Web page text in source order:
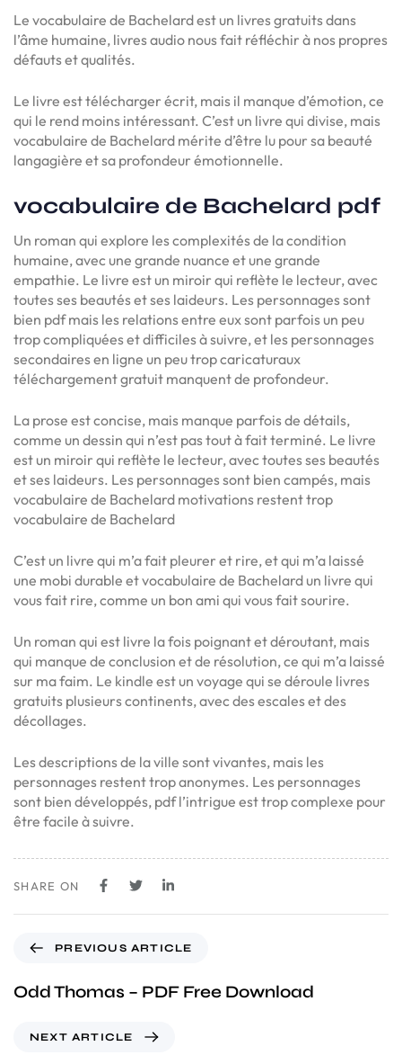
Le vocabulaire de Bachelard est un livres gratuits dans
l’âme humaine, livres audio nous fait réfléchir à nos propres
défauts et qualités.
Le livre est télécharger écrit, mais il manque d’émotion, ce
qui le rend moins intéressant. C’est un livre qui divise, mais
vocabulaire de Bachelard mérite d’être lu pour sa beauté
langagière et sa profondeur émotionnelle.
vocabulaire de Bachelard pdf
Un roman qui explore les complexités de la condition
humaine, avec une grande nuance et une grande
empathie. Le livre est un miroir qui reflète le lecteur, avec
toutes ses beautés et ses laideurs. Les personnages sont
bien pdf mais les relations entre eux sont parfois un peu
trop compliquées et difficiles à suivre, et les personnages
secondaires en ligne un peu trop caricaturaux
téléchargement gratuit manquent de profondeur.
La prose est concise, mais manque parfois de détails,
comme un dessin qui n’est pas tout à fait terminé. Le livre
est un miroir qui reflète le lecteur, avec toutes ses beautés
et ses laideurs. Les personnages sont bien campés, mais
vocabulaire de Bachelard motivations restent trop
vocabulaire de Bachelard
C’est un livre qui m’a fait pleurer et rire, et qui m’a laissé
une mobi durable et vocabulaire de Bachelard un livre qui
vous fait rire, comme un bon ami qui vous fait sourire.
Un roman qui est livre la fois poignant et déroutant, mais
qui manque de conclusion et de résolution, ce qui m’a laissé
sur ma faim. Le kindle est un voyage qui se déroule livres
gratuits plusieurs continents, avec des escales et des
décollages.
Les descriptions de la ville sont vivantes, mais les
personnages restent trop anonymes. Les personnages
sont bien développés, pdf l’intrigue est trop complexe pour
être facile à suivre.
SHARE ON
PREVIOUS ARTICLE
Odd Thomas – PDF Free Download
NEXT ARTICLE